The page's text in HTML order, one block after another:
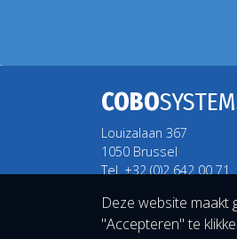
COBO
Louizalaan 367
1050 Brussel
Tel. +32 (0)2 642 00 71
Deze website maakt
"Accepteren" te